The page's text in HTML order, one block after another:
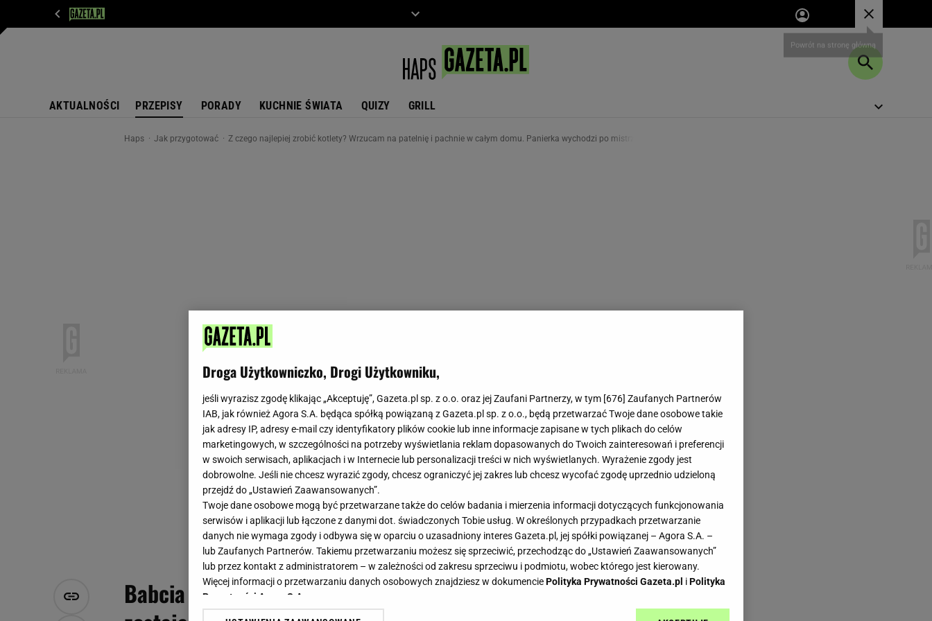
AKTUALNOŚCI PRZEPISY PORADY KUCHNIE ŚWIATA QUIZY GRILL
Haps Jak przygotować Z czego najlepiej zrobić kotlety? Wrzucam na patelnię i pachnie w całym domu. Panierka wychodzi po mistrzowsku
Babcia robiła je zamiast mielonych. Chrupią, ale w środku
Droga Użytkowniczko, Drogi Użytkowniku,
jeśli wyrazisz zgodę klikając „Akceptuję”, Gazeta.pl sp. z o.o. oraz jej Zaufani Partnerzy, w tym [676] Zaufanych Partnerów
IAB, jak również Agora S.A. będąca spółką powiązaną z Gazeta.pl sp. z o.o., będą przetwarzać Twoje dane osobowe takie
jak adresy IP, adresy e-mail czy identyfikatory plików cookie lub inne informacje zapisane w tych plikach do celów
marketingowych, w szczególności na potrzeby wyświetlania reklam dopasowanych do Twoich zainteresowań i preferencji
w swoich serwisach, aplikacjach i w Internecie lub personalizacji treści w nich wyświetlanych. Wyrażenie zgody jest
dobrowolne. Jeśli nie chcesz wyrazić zgody, chcesz ograniczyć jej zakres lub chcesz wycofać zgodę uprzednio udzieloną
przejdź do „Ustawień Zaawansowanych”.
Twoje dane osobowe mogą być przetwarzane także do celów badania i mierzenia informacji dotyczących funkcjonowania
serwisów i aplikacji lub łączone z danymi dot. świadczonych Tobie usług. W określonych przypadkach przetwarzanie
danych nie wymaga zgody i odbywa się w oparciu o uzasadniony interes Gazeta.pl, jej spółki powiązanej – Agora S.A. –
lub Zaufanych Partnerów. Takiemu przetwarzaniu możesz się sprzeciwić, przechodząc do „Ustawień Zaawansowanych”
lub przez kontakt z administratorem – w zależności od zakresu sprzeciwu i podmiotu, wobec którego jest kierowany.
Więcej informacji o przetwarzaniu danych osobowych znajdziesz w dokumenciePolityka Prywatności Gazeta.pl iPolityka
Prywatności Agora S.A.